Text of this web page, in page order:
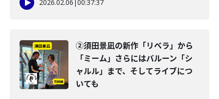
2026.02.06 |00:37:37
②須田景凪の新作「リベラ」から
「ミーム」さらにはバルーン「シ
ャルル」まで、そしてライブにつ
いても